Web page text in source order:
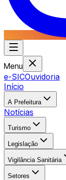
Menu
e-SICOuvidoria
Início
A Prefeitura
Notícias
Turismo
Legislação
Vigilância Sanitária
Setores